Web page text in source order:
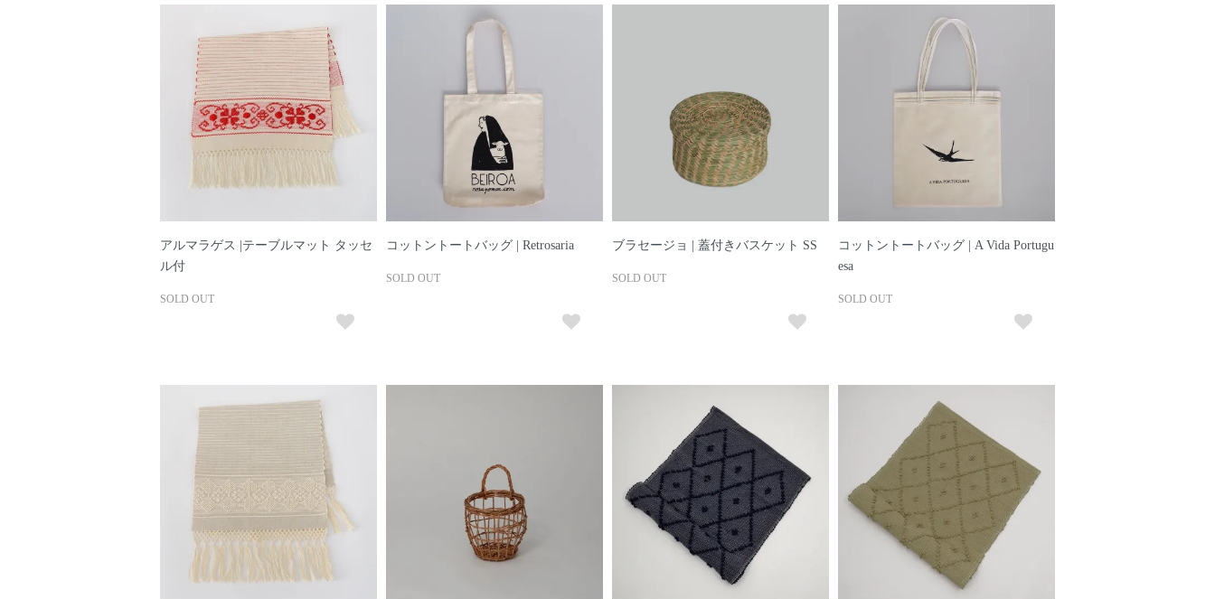
アルマラゲス |テーブルマット タッセ
ル付
SOLD OUT
コットントートバッグ | Retrosaria
SOLD OUT
ブラセージョ | 蓋付きバスケット SS
SOLD OUT
コットントートバッグ | A Vida Portugu
esa
SOLD OUT